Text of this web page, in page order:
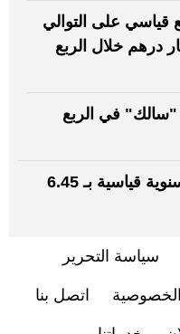
على التوالي
صافية بلغت 1.43 مليار درهم خلال الربع
"سالك" في الربع
«ديوا» تُسجل إيرادات ربع سنوية قياسية بـ 6.45
سياسة التحرير
اتصل بنا